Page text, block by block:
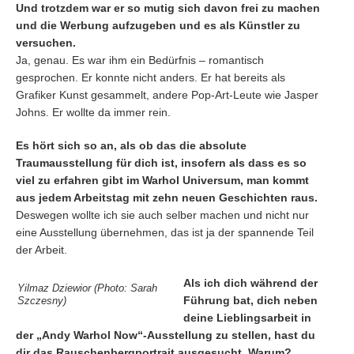
Und trotzdem war er so mutig sich davon frei zu machen
und die Werbung aufzugeben und es als Künstler zu
versuchen.
Ja, genau. Es war ihm ein Bedürfnis – romantisch
gesprochen. Er konnte nicht anders. Er hat bereits als
Grafiker Kunst gesammelt, andere Pop-Art-Leute wie Jasper
Johns. Er wollte da immer rein.
Es hört sich so an, als ob das die absolute
Traumausstellung für dich ist, insofern als dass es so
viel zu erfahren gibt im Warhol Universum, man kommt
aus jedem Arbeitstag mit zehn neuen Geschichten raus.
Deswegen wollte ich sie auch selber machen und nicht nur
eine Ausstellung übernehmen, das ist ja der spannende Teil
der Arbeit.
Yilmaz Dziewior (Photo: Sarah
Szczesny)
Als ich dich während der
Führung bat, dich neben
deine Lieblingsarbeit in
der „Andy Warhol Now“-Ausstellung zu stellen, hast du